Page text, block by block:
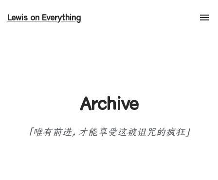
Lewis on Everything
Archive
「唯有前进，才能享受这被诅咒的疯狂」